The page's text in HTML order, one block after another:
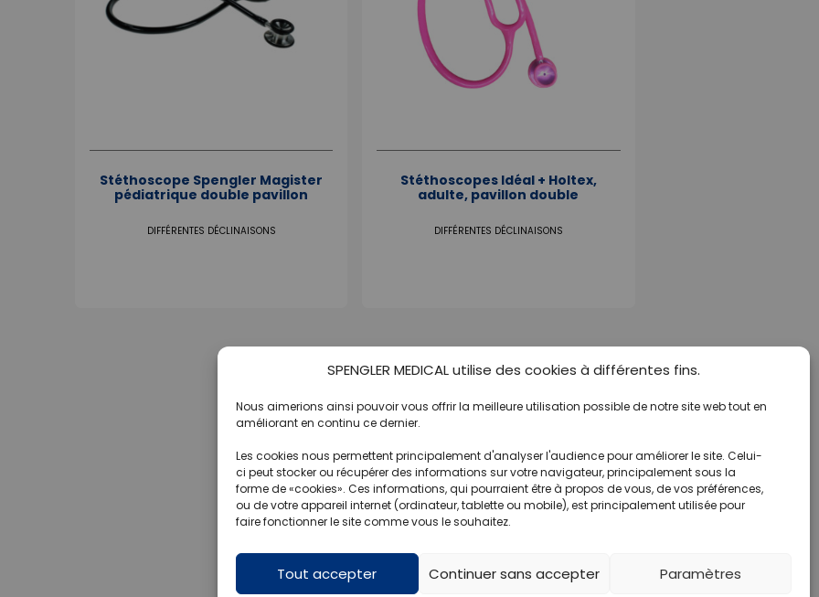
SPENGLER MEDICAL utilise des cookies à différentes fins.
Nous aimerions ainsi pouvoir vous offrir la meilleure utilisation possible de notre site web tout en
améliorant en continu ce dernier.
Les cookies nous permettent principalement d'analyser l'audience pour améliorer le site. Celui-
ci peut stocker ou récupérer des informations sur votre navigateur, principalement sous la
forme de «cookies». Ces informations, qui pourraient être à propos de vous, de vos préférences,
ou de votre appareil internet (ordinateur, tablette ou mobile), est principalement utilisée pour
faire fonctionner le site comme vous le souhaitez.
Tout accepter Continuer sans accepter Paramètres
Stéthoscope Spengler Magister
pédiatrique double pavillon
DIFFÉRENTES DÉCLINAISONS
Stéthoscopes Idéal + Holtex,
adulte, pavillon double
DIFFÉRENTES DÉCLINAISONS